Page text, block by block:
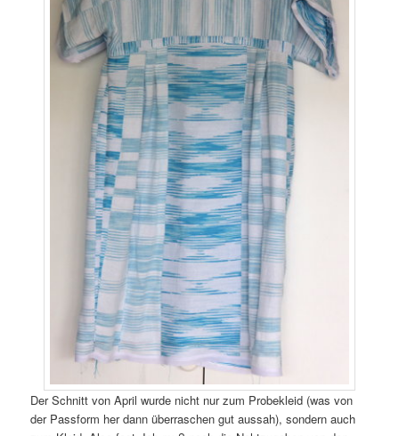
Der Schnitt von April wurde nicht nur zum Probekleid (was von
der Passform her dann überraschen gut aussah), sondern auch